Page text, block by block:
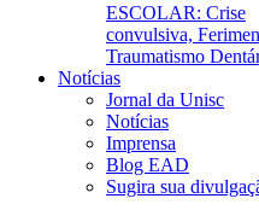
ESCOLAR: Crise
convulsiva,
Traumatismo
Notícias
Jornal da Unisc
Notícias
Imprensa
Blog EAD
Sugira sua